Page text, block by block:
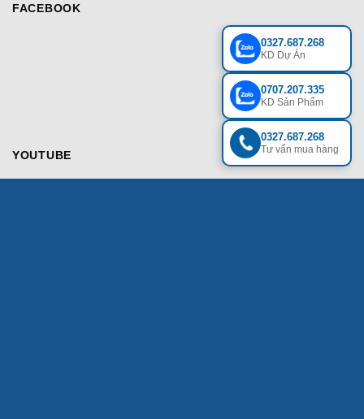
FACEBOOK
YOUTUBE
0327.687.268
KD Dự Án
0707.207.335
KD Sản Phẩm
0327.687.268
Tư vấn mua hàng